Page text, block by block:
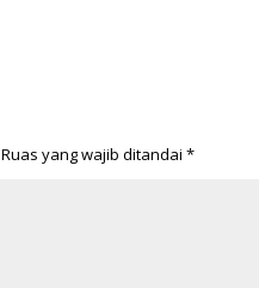
Ruas yang wajib ditandai *